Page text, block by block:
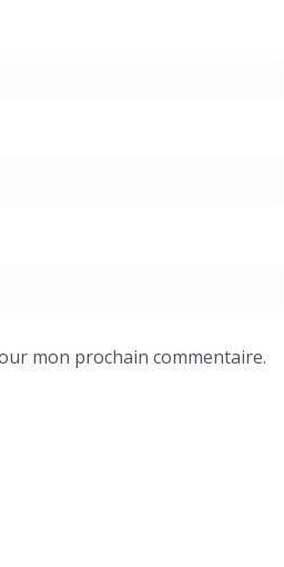
mon prochain commentaire.